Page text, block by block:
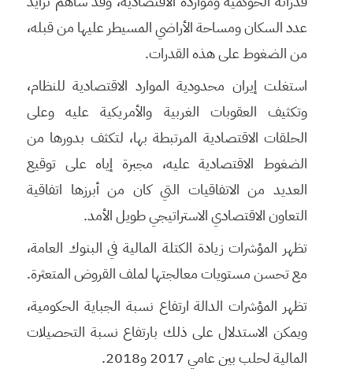
عدد السكان ومساحة الأراضي المسيطر عليها من قبله،
من الضغوط على هذه القدرات.
استغلت إيران محدودية الموارد الاقتصادية للنظام،
وتكثيف العقوبات الغربية والأمريكية عليه وعلى
الحلقات الاقتصادية المرتبطة بها، لتكثف بدورها من
الضغوط الاقتصادية عليه، مجبرة إياه على توقيع
العديد من الاتفاقيات التي كان من أبرزها اتفاقية
التعاون الاقتصادي الاستراتيجي طويل الأمد.
تظهر المؤشرات زيادة الكتلة المالية في البنوك العامة،
مع تحسن مستويات معالجتها لملف القروض المتعثرة.
تظهر المؤشرات الدالة ارتفاع نسبة الجباية الحكومية،
ويمكن الاستدلال على ذلك بارتفاع نسبة التحصيلات
المالية لحلب بين عامي 2017 و2018.